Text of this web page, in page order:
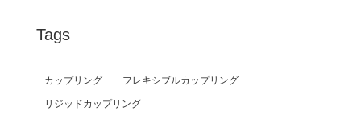
Tags
カップリング フレキシブルカップリング
リジッドカップリング